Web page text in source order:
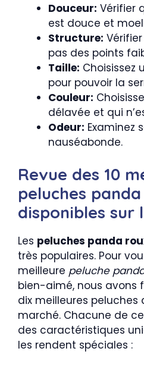
Douceur: Vérifier
est douce et
Structure:
pas des points
Taille: Choisissez
pour pouvoir la
Couleur:
délavée et qui
Odeur: Examinez
nauséabonde.
Revue des 10
peluches
disponibles sur
Les peluches panda
très populaires. Pour
meilleure peluche
bien-aimé, nous avons
dix meilleures peluches
marché. Chacune de
des caractéristiques
les rendent spéciales :